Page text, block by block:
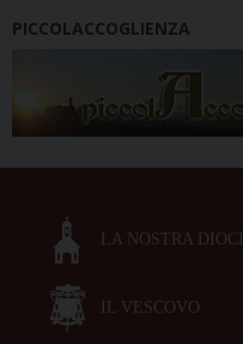
PICCOLACCOGLIENZA
LA NOSTRA
IL VESCOVO